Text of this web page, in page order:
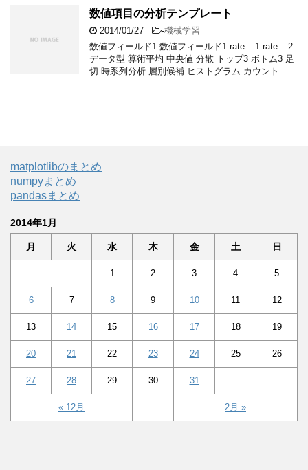
数値項目の分析テンプレート
2014/01/27 -機械学習
数値フィールド1 数値フィールド1 rate – 1 rate – 2
データ型 算術平均 中央値 分散 トップ3 ボトム3 足
切 時系列分析 層別候補 ヒストグラム カウント …
matplotlibのまとめ
numpyまとめ
pandasまとめ
2014年1月
月 火 水 木 金 土 日
« 12月 2月 »
1 2 3 4 5
6 7 8 9 10 11 12
13 14 15 16 17 18 19
20 21 22 23 24 25 26
27 28 29 30 31